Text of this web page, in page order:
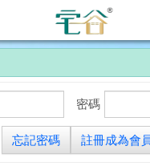
理
密碼
忘記密碼 註冊成為會